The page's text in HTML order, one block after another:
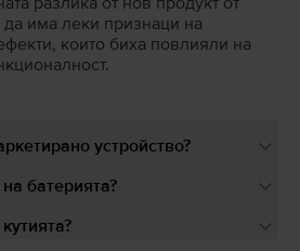
има леки признаци на
които биха повлияли на
устройство?
батерията?